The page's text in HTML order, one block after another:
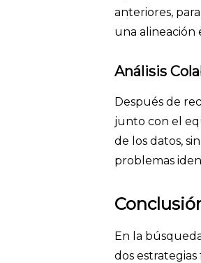
anteriores,
una alineación
Análisis
Después de
junto con el
de los datos,
problemas
En la
dos